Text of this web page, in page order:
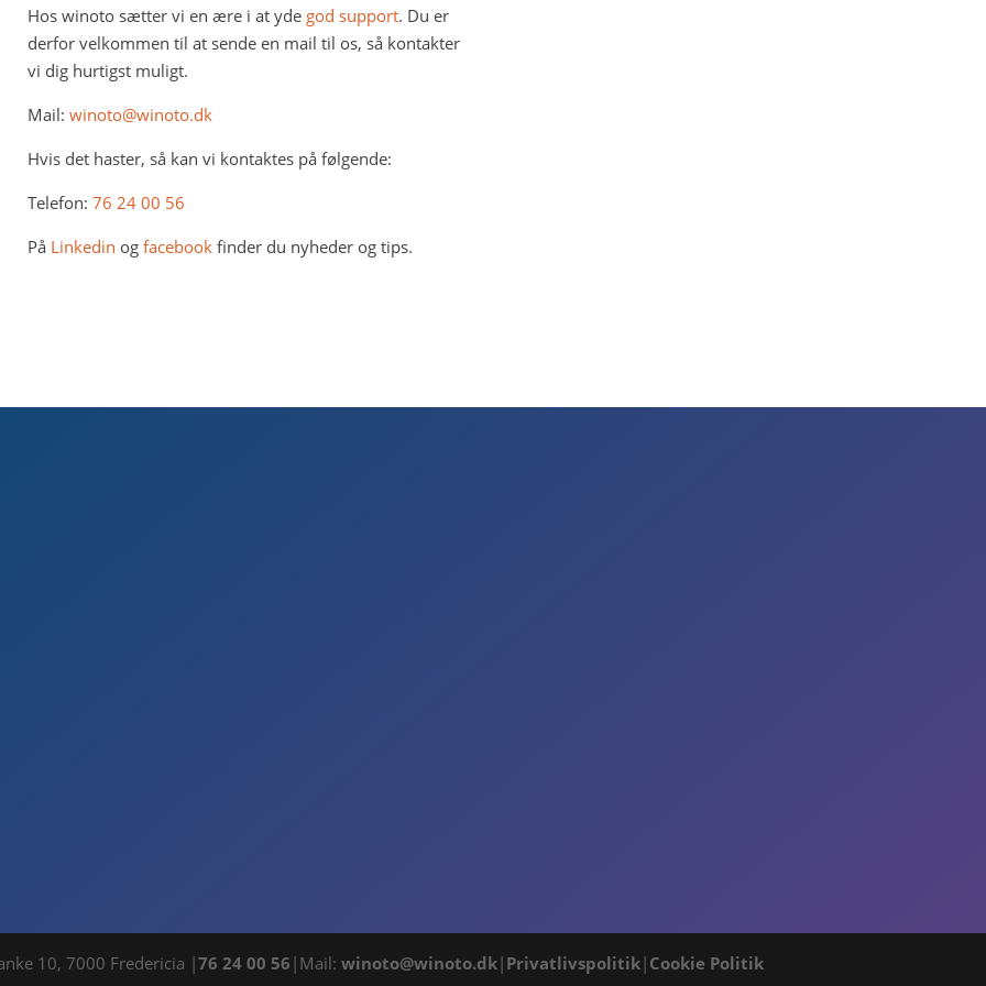
Hos winoto sætter vi en ære i at yde god support. Du er
derfor velkommen til at sende en mail til os, så kontakter
vi dig hurtigst muligt.
Mail: winoto@winoto.dk
Hvis det haster, så kan vi kontaktes på følgende:
Telefon: 76 24 00 56
På Linkedin og facebookfinder du nyheder og tips.
KONTAKT
10, 7000 Fredericia |76 24 00 56 |Mail:winoto@winoto.dk| Privatlivspolitik| Cookie Politik